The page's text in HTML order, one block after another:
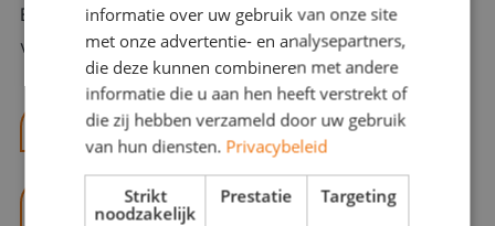
Bel of mail Benno met al jouw vragen. Benno staat
voor je klaar en helpt je graag!
benno@viajou.nl
06 13 28 62 71
informatie over uw gebruik van onze site
met onze advertentie- en analysepartners,
die deze kunnen combineren met andere
informatie die u aan hen heeft verstrekt of
die zij hebben verzameld door uw gebruik
van hun diensten. Privacybeleid
Strikt
noodzakelijk
Prestatie Targeting